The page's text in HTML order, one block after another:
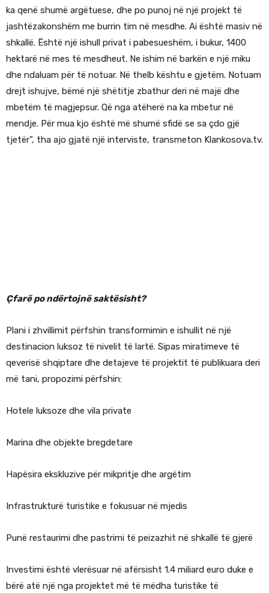
ka qenë shumë argëtuese, dhe po punoj në një projekt të
jashtëzakonshëm me burrin tim në mesdhe. Ai është masiv në
shkallë. Është një ishull privat i pabesueshëm, i bukur, 1400
hektarë në mes të mesdheut. Ne ishim në barkën e një miku
dhe ndaluam për të notuar. Në thelb kështu e gjetëm. Notuam
drejt ishujve, bëmë një shëtitje zbathur deri në majë dhe
mbetëm të magjepsur. Që nga atëherë na ka mbetur në
mendje. Për mua kjo është më shumë sfidë se sa çdo gjë
tjetër”, tha ajo gjatë një interviste, transmeton Klankosova.tv.
Çfarë po ndërtojnë saktësisht?
Plani i zhvillimit përfshin transformimin e ishullit në një
destinacion luksoz të nivelit të lartë. Sipas miratimeve të
qeverisë shqiptare dhe detajeve të projektit të publikuara deri
më tani, propozimi përfshin:
Hotele luksoze dhe vila private
Marina dhe objekte bregdetare
Hapësira ekskluzive për mikpritje dhe argëtim
Infrastrukturë turistike e fokusuar në mjedis
Punë restaurimi dhe pastrimi të peizazhit në shkallë të gjerë
Investimi është vlerësuar në afërsisht 1.4 miliard euro duke e
bërë atë një nga projektet më të mëdha turistike të